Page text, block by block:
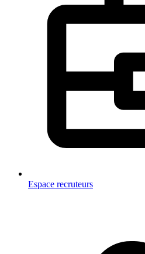
Espace recruteurs